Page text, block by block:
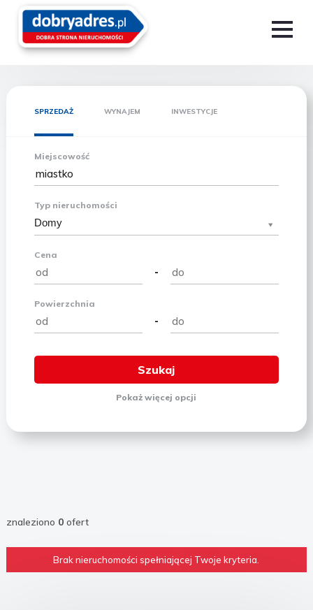
SPRZEDAŻ WYNAJEM INWESTYCJE
Miejscowość
Typ nieruchomości
Domy
Cena
-
Powierzchnia
-
Pokażwięcej opcji
znaleziono 0ofert
Brak nieruchomości spełniającej Twoje kryteria.